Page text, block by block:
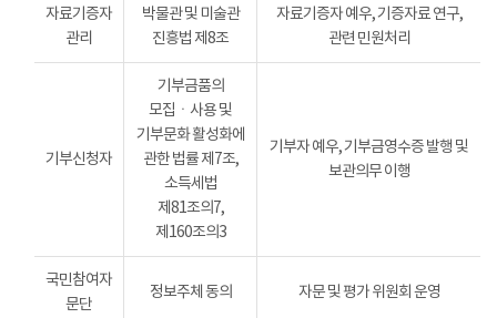
자료기증자
관리
박물관 및 미술관
진흥법 제8조
자료기증자 예우, 기증자료 연구,
관련 민원처리
기부신청자
기부금품의
모집ㆍ사용 및
기부문화 활성화에
관한 법률 제7조,
소득세법
제81조의7,
제160조의3
기부자 예우, 기부금영수증 발행 및
보관의무 이행
국민참여자
문단
정보주체 동의 자문 및 평가 위원회 운영